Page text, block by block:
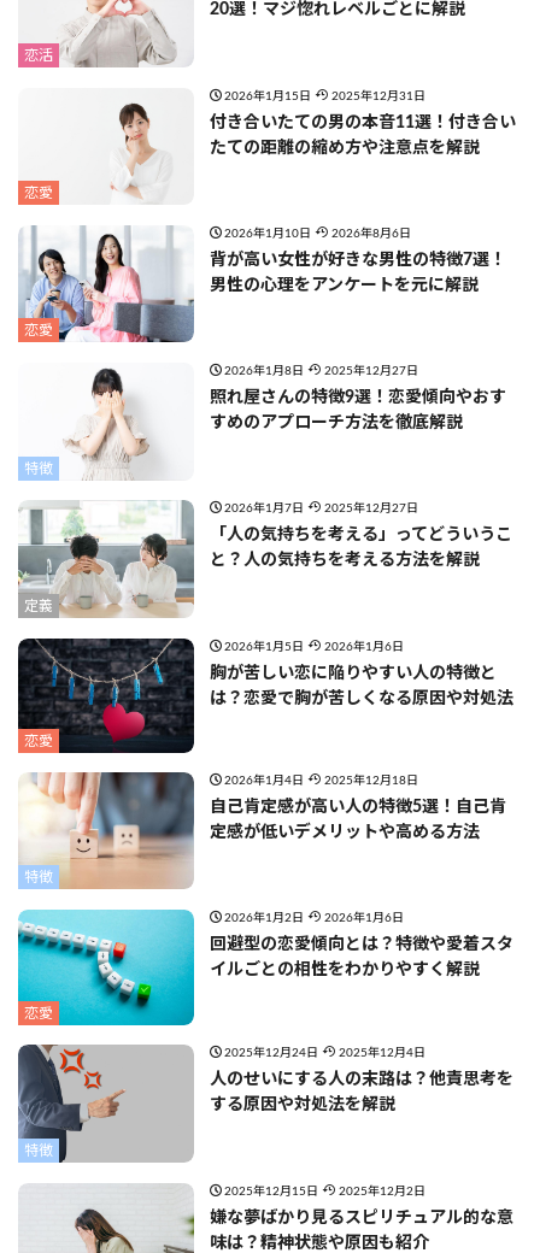
恋活
20選！マジ惚れレベルごとに解説
恋愛
2026年1月15日 2025年12月31日
付き合いたての男の本音11選！付き合い
たての距離の縮め方や注意点を解説
恋愛
2026年1月10日 2026年8月6日
背が高い女性が好きな男性の特徴7選！
男性の心理をアンケートを元に解説
特徴
2026年1月8日 2025年12月27日
照れ屋さんの特徴9選！恋愛傾向やおす
すめのアプローチ方法を徹底解説
定義
2026年1月7日 2025年12月27日
「人の気持ちを考える」ってどういうこ
と？人の気持ちを考える方法を解説
恋愛
2026年1月5日 2026年1月6日
胸が苦しい恋に陥りやすい人の特徴と
は？恋愛で胸が苦しくなる原因や対処法
特徴
2026年1月4日 2025年12月18日
自己肯定感が高い人の特徴5選！自己肯
定感が低いデメリットや高める方法
恋愛
2026年1月2日 2026年1月6日
回避型の恋愛傾向とは？特徴や愛着スタ
イルごとの相性をわかりやすく解説
特徴
2025年12月24日 2025年12月4日
人のせいにする人の末路は？他責思考を
する原因や対処法を解説
2025年12月15日 2025年12月2日
嫌な夢ばかり見るスピリチュアル的な意
味は？精神状態や原因も紹介